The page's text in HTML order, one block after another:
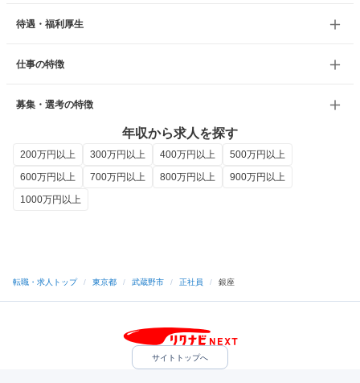
待遇・福利厚生
仕事の特徴
募集・選考の特徴
年収から求人を探す
200万円以上 300万円以上 400万円以上
500万円以上
600万円以上
700万円以上 800万円以上
900万円以上
1000万円以上
転職・求人トップ / 東京都 / 武蔵野市 / 正社員 / 銀座
サイトトップへ